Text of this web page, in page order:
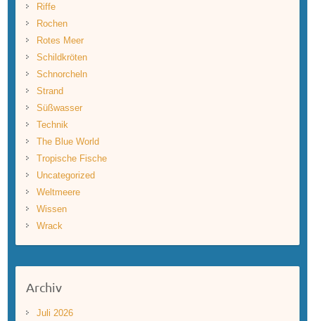
Riffe
Rochen
Rotes Meer
Schildkröten
Schnorcheln
Strand
Süßwasser
Technik
The Blue World
Tropische Fische
Uncategorized
Weltmeere
Wissen
Wrack
Archiv
Juli 2026